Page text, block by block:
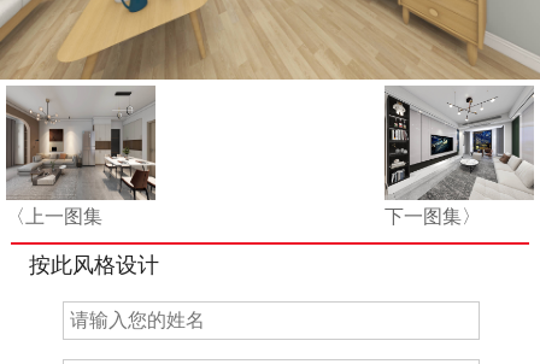
〈上一图集 下一图集〉
按此风格设计